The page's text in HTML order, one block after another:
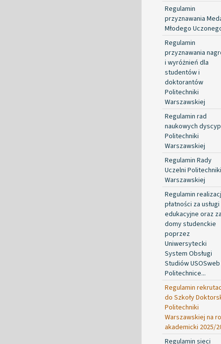
Regulamin
przyznawania
Młodego
Regulamin
przyznawania
i wyróżnień dla
studentów i
doktorantów
Politechniki
Warszawskiej
Regulamin rad
naukowych
Politechniki
Warszawskiej
Regulamin Rady
Uczelni Politechniki
Warszawskiej
Regulamin
płatności za usługi
edukacyjne oraz za
domy studenckie
poprzez
Uniwersytecki
System Obsługi
Studiów
Politechnice...
Regulamin
do Szkoły
Politechniki
Warszawskiej na
akademicki 2025/
Regulamin sieci